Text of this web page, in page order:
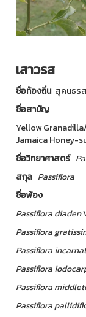
เสาวรส
ชื่อท้องถิ่น สุคนธร
ชื่อสามัญ
Yellow
Jamaica Honey-
ชื่อวิทยาศาสตร์
สกุล Passiflora
ชื่อพ้อง
Passifloradiaden
Passiflora
Passiflora
Passiflora
Passiflora
Passiflora